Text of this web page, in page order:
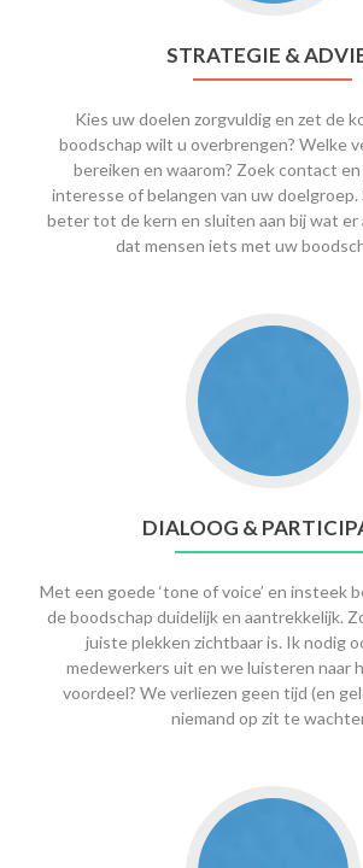
STRATEGIE &
Kies uw doelen zorgvuldig en zet de
boodschap wilt u overbrengen? Welke
bereiken en waarom? Zoek contact
interesse of belangen van uw doelgroep.
beter tot de kern en sluiten aan bij wat er
dat mensen iets met uw
DIALOOG &
Met een goede ‘tone of voice’ en insteek
de boodschap duidelijk en aantrekkelijk.
juiste plekken zichtbaar is. Ik nodig
medewerkers uit en we luisteren naar
voordeel? We verliezen geen tijd (en
niemand op zit te